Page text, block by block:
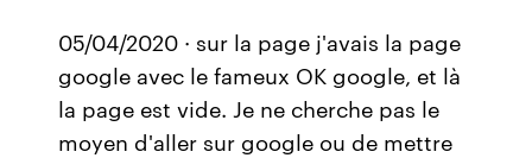
05/04/2020 · sur la page j'avais la page
google avec le fameux OK google, et là
la page est vide. Je ne cherche pas le
moyen d'aller sur google ou de mettre